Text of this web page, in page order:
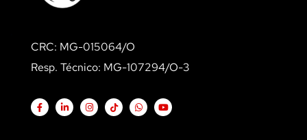
CRC: MG-015064/O
Resp. Técnico: MG-107294/O-3